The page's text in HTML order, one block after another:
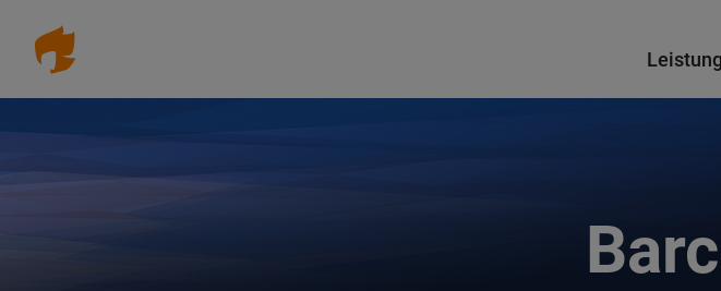
zum
Inhalt